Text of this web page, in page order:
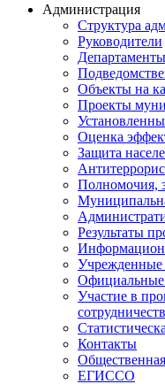
Администрация
Структура
Руководители
Департаменты
Объекты на
Проекты
Оценка
Защита
Полномочия,
Результаты
Официальные
Участие в
Контакты
ЕГИССО